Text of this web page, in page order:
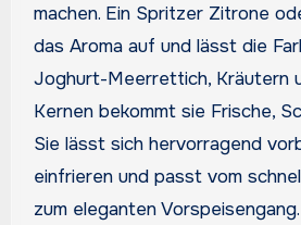
machen. Ein Spritzer Zitrone
das Aroma auf und lässt die
Joghurt-Meerrettich, Kräutern
Kernen bekommt sie Frische,
Sie lässt sich hervorragend
einfrieren und passt vom
zum eleganten Vorspeisengang.